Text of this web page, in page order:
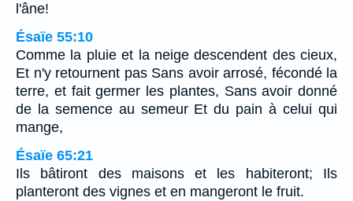
l'âne!
Ésaïe 55:10
Comme la pluie et la neige descendent des cieux,
Et n'y retournent pas Sans avoir arrosé, fécondé la
terre, et fait germer les plantes, Sans avoir donné
de la semence au semeur Et du pain à celui qui
mange,
Ésaïe 65:21
Ils bâtiront des maisons et les habiteront; Ils
planteront des vignes et en mangeront le fruit.